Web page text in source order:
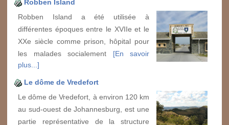
Robben Island
Robben Island a été utilisée à
différentes époques entre le XVIIe et le
XXe siècle comme prison, hôpital pour
les malades socialement [En savoir
plus...]
Le dôme de Vredefort
Le dôme de Vredefort, à environ 120 km
au sud-ouest de Johannesburg, est une
partie représentative de la structure